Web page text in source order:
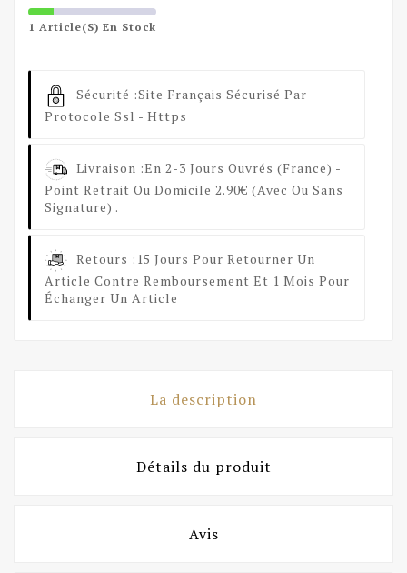
1 Article(s) En Stock
Sécurité :Site Français Sécurisé Par
Protocole Ssl - Https
Livraison :En 2-3 Jours Ouvrés (France) -
Point Retrait Ou Domicile 2.90€ (avec Ou Sans
Signature) .
Retours : 15 Jours Pour Retourner Un
Article Contre Remboursement Et 1 Mois Pour
Échanger Un Article
La description
Détails du produit
Avis